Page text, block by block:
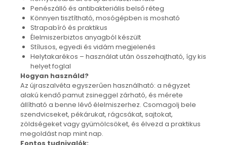
Egyéb kiegészítők
Ékszertartó
Könyvjelző
Kiegészítők
Környezettudatos termékek
Kenyérzsák
Méhviaszos csomagoló
élelmiszereknek
Újraszalvéta szendvicsnek
Nasi - tasi
Kozmetikai korong
Textil edény- és tányérhuzat
Penészálló és antibakteriális belső réteg
Könnyen tisztítható, mosógépben is mosható
Strapabíró és praktikus
Élelmiszerbiztos anyagból készült
Stílusos, egyedi és vidám megjelenés
Helytakarékos – használat után összehajtható, így kis
helyet foglal
Hogyan használd?
Az újraszalvéta egyszerűen használható: a négyzet
alakú kendő pamut zsineggel zárható, és mérete
állítható a benne lévő élelmiszerhez. Csomagolj bele
szendvicseket, pékárukat, rágcsákat, sajtokat,
zöldségeket vagy gyümölcsöket, és élvezd a praktikus
megoldást nap mint nap.